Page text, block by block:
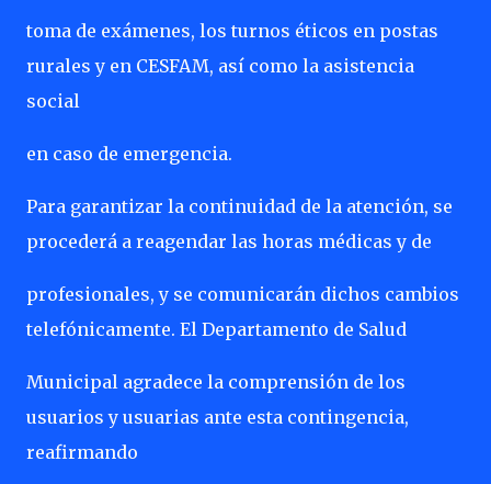
toma de exámenes, los turnos éticos en postas
rurales y en CESFAM, así como la asistencia
social
en caso de emergencia.
Para garantizar la continuidad de la atención, se
procederá a reagendar las horas médicas y de
profesionales, y se comunicarán dichos cambios
telefónicamente. El Departamento de Salud
Municipal agradece la comprensión de los
usuarios y usuarias ante esta contingencia,
reafirmando